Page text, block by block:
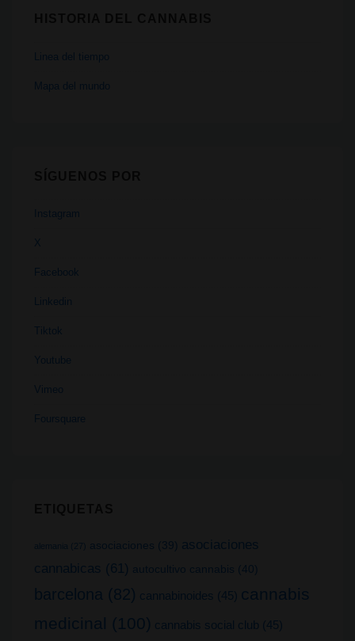
Linea del tiempo
Mapa del mundo
Instagram
X
Facebook
Linkedin
Tiktok
Youtube
Vimeo
Foursquare
alemania (27) asociaciones (39)
asociaciones
cannabicas (61) autocultivo cannabis (40)
barcelona (82) cannabinoides (45) cannabis
medicinal (100) cannabis social club (45)